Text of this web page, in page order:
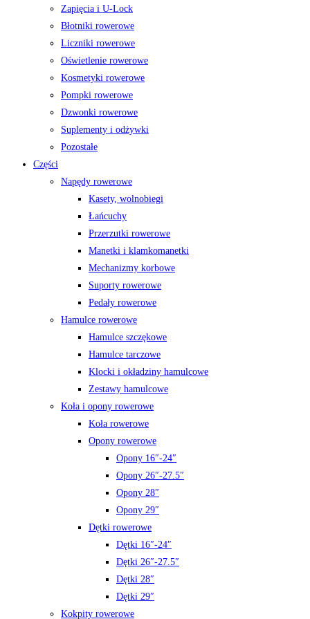
Zapięcia i U-Lock
Błotniki rowerowe
Liczniki rowerowe
Oświetlenie rowerowe
Kosmetyki rowerowe
Pompki rowerowe
Dzwonki rowerowe
Suplementy i odżywki
Pozostałe
Części
Napędy rowerowe
Kasety, wolnobiegi
Łańcuchy
Przerzutki rowerowe
Manetki i klamkomanetki
Mechanizmy korbowe
Suporty rowerowe
Pedały rowerowe
Hamulce rowerowe
Hamulce szczękowe
Hamulce tarczowe
Klocki i okładziny hamulcowe
Zestawy hamulcowe
Koła i opony rowerowe
Koła rowerowe
Opony rowerowe
Opony 16″-24″
Opony 26″-27.5″
Opony 28″
Opony 29″
Dętki rowerowe
Dętki 16″-24″
Dętki 26″-27.5″
Dętki 28″
Dętki 29″
Kokpity rowerowe